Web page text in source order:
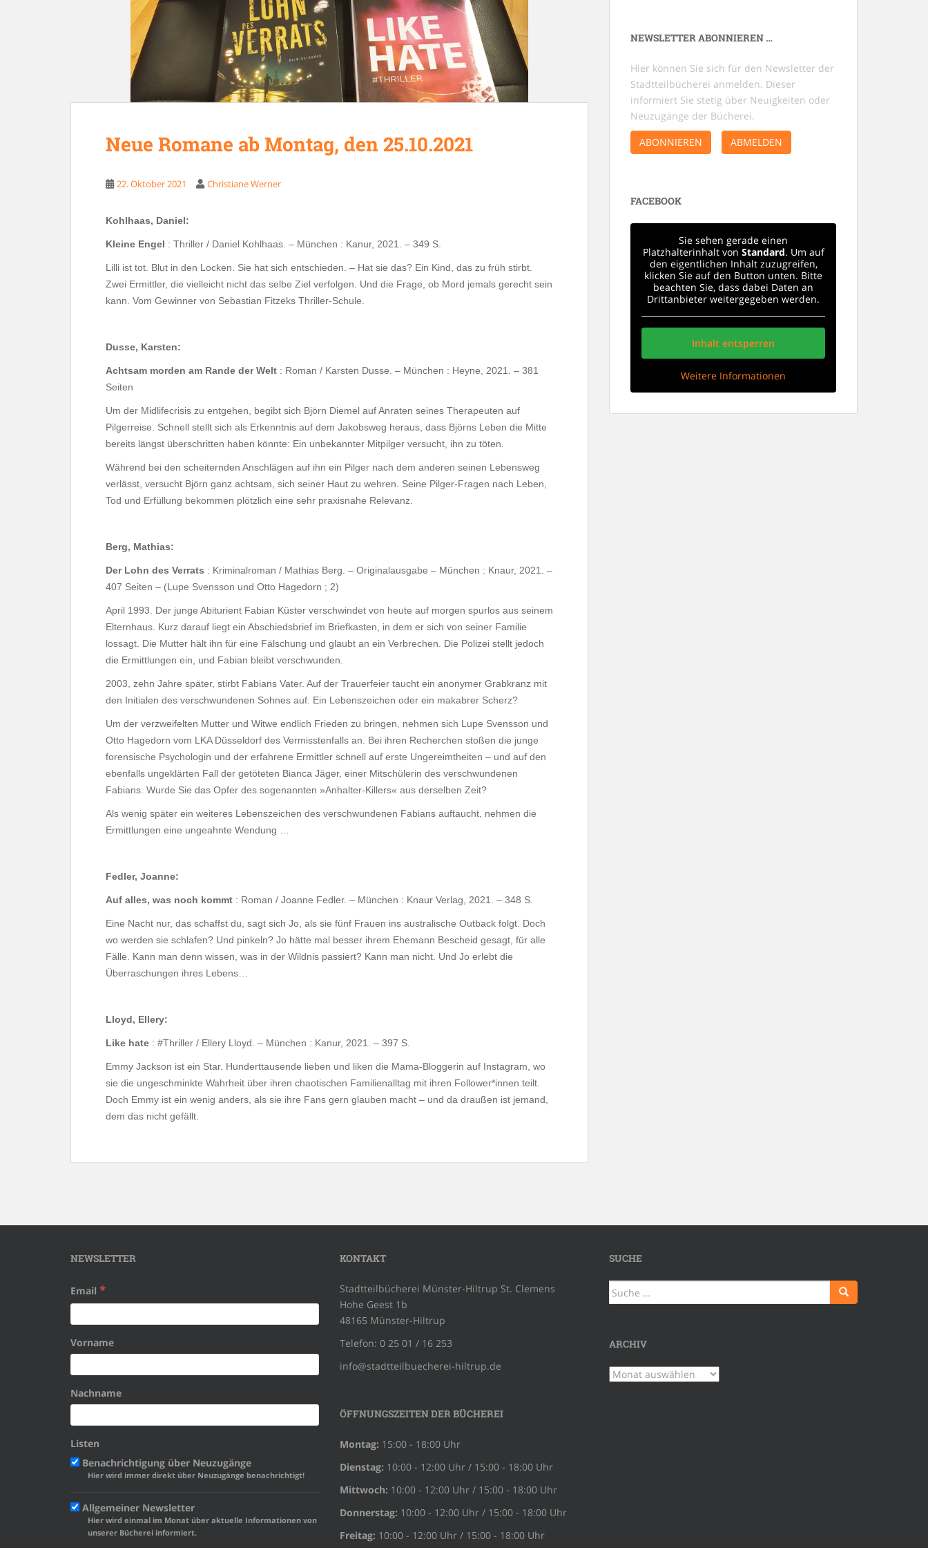
Neue Romane ab Montag, den 25.10.2021
22. Oktober 2021 Christiane Werner
Kohlhaas, Daniel:
Kleine Engel : Thriller / Daniel Kohlhaas. – München : Kanur, 2021. – 349 S.
Lilli ist tot. Blut in den Locken. Sie hat sich entschieden. – Hat sie das? Ein Kind, das zu früh stirbt.
Zwei Ermittler, die vielleicht nicht das selbe Ziel verfolgen. Und die Frage, ob Mord jemals gerecht sein
kann. Vom Gewinner von Sebastian Fitzeks Thriller-Schule.
Dusse, Karsten:
Achtsam morden am Rande der Welt : Roman / Karsten Dusse. – München : Heyne, 2021. – 381
Seiten
Um der Midlifecrisis zu entgehen, begibt sich Björn Diemel auf Anraten seines Therapeuten auf
Pilgerreise. Schnell stellt sich als Erkenntnis auf dem Jakobsweg heraus, dass Björns Leben die Mitte
bereits längst überschritten haben könnte: Ein unbekannter Mitpilger versucht, ihn zu töten.
Während bei den scheiternden Anschlägen auf ihn ein Pilger nach dem anderen seinen Lebensweg
verlässt, versucht Björn ganz achtsam, sich seiner Haut zu wehren. Seine Pilger-Fragen nach Leben,
Tod und Erfüllung bekommen plötzlich eine sehr praxisnahe Relevanz.
Berg, Mathias:
Der Lohn des Verrats : Kriminalroman / Mathias Berg. – Originalausgabe – München : Knaur, 2021. –
407 Seiten – (Lupe Svensson und Otto Hagedorn ; 2)
April 1993. Der junge Abiturient Fabian Küster verschwindet von heute auf morgen spurlos aus seinem
Elternhaus. Kurz darauf liegt ein Abschiedsbrief im Briefkasten, in dem er sich von seiner Familie
lossagt. Die Mutter hält ihn für eine Fälschung und glaubt an ein Verbrechen. Die Polizei stellt jedoch
die Ermittlungen ein, und Fabian bleibt verschwunden.
2003, zehn Jahre später, stirbt Fabians Vater. Auf der Trauerfeier taucht ein anonymer Grabkranz mit
den Initialen des verschwundenen Sohnes auf. Ein Lebenszeichen oder ein makabrer Scherz?
Um der verzweifelten Mutter und Witwe endlich Frieden zu bringen, nehmen sich Lupe Svensson und
Otto Hagedorn vom LKA Düsseldorf des Vermisstenfalls an. Bei ihren Recherchen stoßen die junge
forensische Psychologin und der erfahrene Ermittler schnell auf erste Ungereimtheiten – und auf den
ebenfalls ungeklärten Fall der getöteten Bianca Jäger, einer Mitschülerin des verschwundenen
Fabians. Wurde Sie das Opfer des sogenannten »Anhalter-Killers« aus derselben Zeit?
Als wenig später ein weiteres Lebenszeichen des verschwundenen Fabians auftaucht, nehmen die
Ermittlungen eine ungeahnte Wendung …
Fedler, Joanne:
Auf alles, was noch kommt : Roman / Joanne Fedler. – München : Knaur Verlag, 2021. – 348 S.
Eine Nacht nur, das schaffst du, sagt sich Jo, als sie fünf Frauen ins australische Outback folgt. Doch
wo werden sie schlafen? Und pinkeln? Jo hätte mal besser ihrem Ehemann Bescheid gesagt, für alle
Fälle. Kann man denn wissen, was in der Wildnis passiert? Kann man nicht. Und Jo erlebt die
Überraschungen ihres Lebens…
Lloyd, Ellery:
Like hate : #Thriller / Ellery Lloyd. – München : Kanur, 2021. – 397 S.
Emmy Jackson ist ein Star. Hunderttausende lieben und liken die Mama-Bloggerin auf Instagram, wo
sie die ungeschminkte Wahrheit über ihren chaotischen Familienalltag mit ihren Follower*innen teilt.
Doch Emmy ist ein wenig anders, als sie ihre Fans gern glauben macht – und da draußen ist jemand,
dem das nicht gefällt.
NEWSLETTER ABONNIEREN …
Hier können Sie sich für den Newsletter der
Stadtteilbücherei anmelden. Dieser
informiert Sie stetig über Neuigkeiten oder
Neuzugänge der Bücherei.
ABONNIEREN
ABMELDEN
FACEBOOK
Sie sehen gerade einen
Platzhalterinhalt von Standard. Um auf
den eigentlichen Inhalt zuzugreifen,
klicken Sie auf den Button unten. Bitte
beachten Sie, dass dabei Daten an
Drittanbieter weitergegeben werden.
Inhalt entsperren
Weitere Informationen
NEWSLETTER
Email *
Vorname
Nachname
Listen
Benachrichtigung über Neuzugänge
Hier wird immer direkt über Neuzugänge benachrichtigt!
Allgemeiner Newsletter
Hier wird einmal im Monat über aktuelle Informationen von
unserer Bücherei informiert.
KONTAKT
Stadtteilbücherei Münster-Hiltrup St. Clemens
Hohe Geest 1b
48165 Münster-Hiltrup
Telefon: 0 25 01 / 16 253
info@stadtteilbuecherei-hiltrup.de
ÖFFNUNGSZEITEN DER BÜCHEREI
Montag: 15:00 - 18:00 Uhr
Dienstag: 10:00 - 12:00 Uhr / 15:00 - 18:00 Uhr
Mittwoch: 10:00 - 12:00 Uhr / 15:00 - 18:00 Uhr
Donnerstag: 10:00 - 12:00 Uhr / 15:00 - 18:00 Uhr
Freitag: 10:00 - 12:00 Uhr / 15:00 - 18:00 Uhr
SUCHE
Suche
nach:
ARCHIV
Archiv